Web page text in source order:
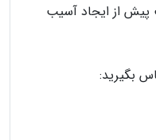
پیش از ایجاد آسیب
بگیرید: